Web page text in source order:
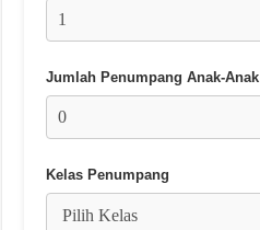
Jumlah Penumpang Anak-Anak
Kelas Penumpang